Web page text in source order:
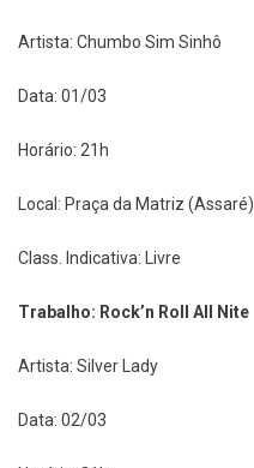
Artista: Chumbo Sim Sinhô
Data: 01/03
Horário: 21h
Local: Praça da Matriz (Assaré)
Class. Indicativa: Livre
Trabalho: Rock’n Roll All Nite
Artista: Silver Lady
Data: 02/03